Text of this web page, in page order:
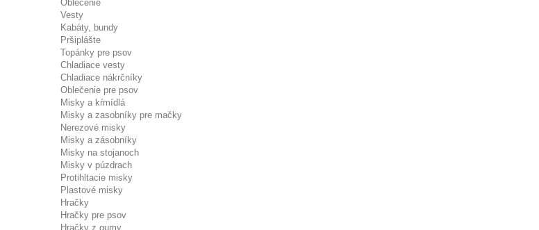
Oblečenie
Vesty
Kabáty, bundy
Pršiplášte
Topánky pre psov
Chladiace vesty
Chladiace nákrčníky
Oblečenie pre psov
Misky a kŕmídlá
Misky a zasobníky pre mačky
Nerezové misky
Misky a zásobníky
Misky na stojanoch
Misky v púzdrach
Protihltacie misky
Plastové misky
Hračky
Hračky pre psov
Hračky z gumy